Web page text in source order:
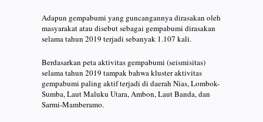
Adapun gempabumi yang guncangannya dirasakan oleh
masyarakat atau disebut sebagai gempabumi dirasakan
selama tahun 2019 terjadi sebanyak 1.107 kali.
Berdasarkan peta aktivitas gempabumi (seismisitas)
selama tahun 2019 tampak bahwa kluster aktivitas
gempabumi paling aktif terjadi di daerah Nias, Lombok-
Sumba, Laut Maluku Utara, Ambon, Laut Banda, dan
Sarmi-Mamberamo.